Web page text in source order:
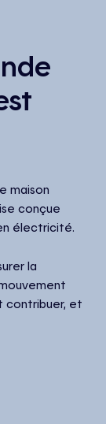
maison
conçue
électricité.
la
contribuer, et